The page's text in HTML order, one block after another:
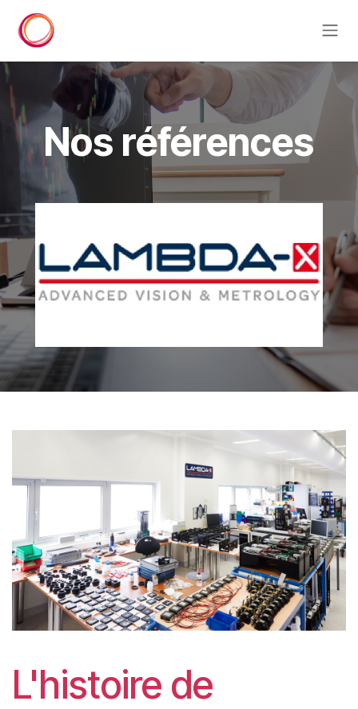
Nos références
L'histoire de